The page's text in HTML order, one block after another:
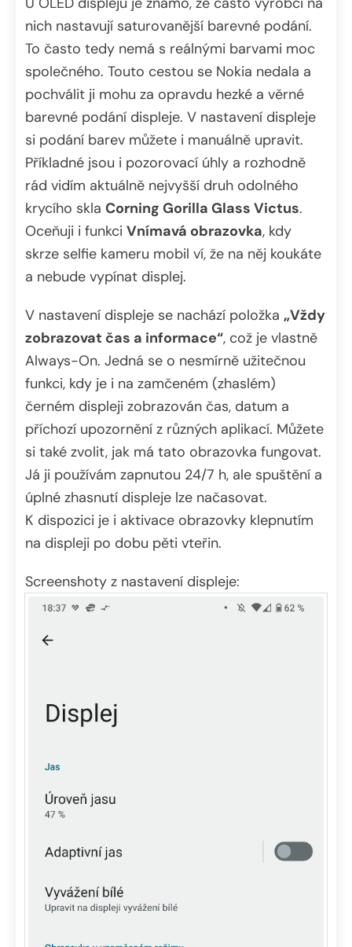
nich nastavují saturovanější barevné podání.
To často tedy nemá s reálnými barvami moc
společného. Touto cestou se Nokia nedala a
pochválit ji mohu za opravdu hezké a věrné
barevné podání displeje. V nastavení displeje
si podání barev můžete i manuálně upravit.
Příkladné jsou i pozorovací úhly a rozhodně
rád vidím aktuálně nejvyšší druh odolného
krycího skla Corning Gorilla Glass Victus.
Oceňuji i funkci Vnímavá obrazovka, kdy
skrze selfie kameru mobil ví, že na něj koukáte
a nebude vypínat displej.
V nastavení displeje se nachází položka „Vždy
zobrazovat čas a informace“, což je vlastně
Always-On. Jedná se o nesmírně užitečnou
funkci, kdy je i na zamčeném (zhaslém)
černém displeji zobrazován čas, datum a
příchozí upozornění z různých aplikací. Můžete
si také zvolit, jak má tato obrazovka fungovat.
Já ji používám zapnutou 24/7 h, ale spuštění a
úplné zhasnutí displeje lze načasovat.
K dispozici je i aktivace obrazovky klepnutím
na displeji po dobu pěti vteřin.
Screenshoty z nastavení displeje: